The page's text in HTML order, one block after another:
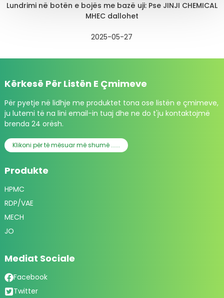
Lundrimi në botën e bojës me bazë uji: Pse JINJI CHEMICAL
MHEC dallohet
2025-05-27
Kërkesë Për Listën E Çmimeve
Për pyetje në lidhje me produktet tona ose listën e çmimeve,
ju lutemi të na lini email-in tuaj dhe ne do t'ju kontaktojmë
brenda 24 orësh.
Klikoni për të mësuar më shumë ......
Produkte
HPMC
RDP/VAE
MECH
JO
Mediat Sociale
Facebook
Twitter